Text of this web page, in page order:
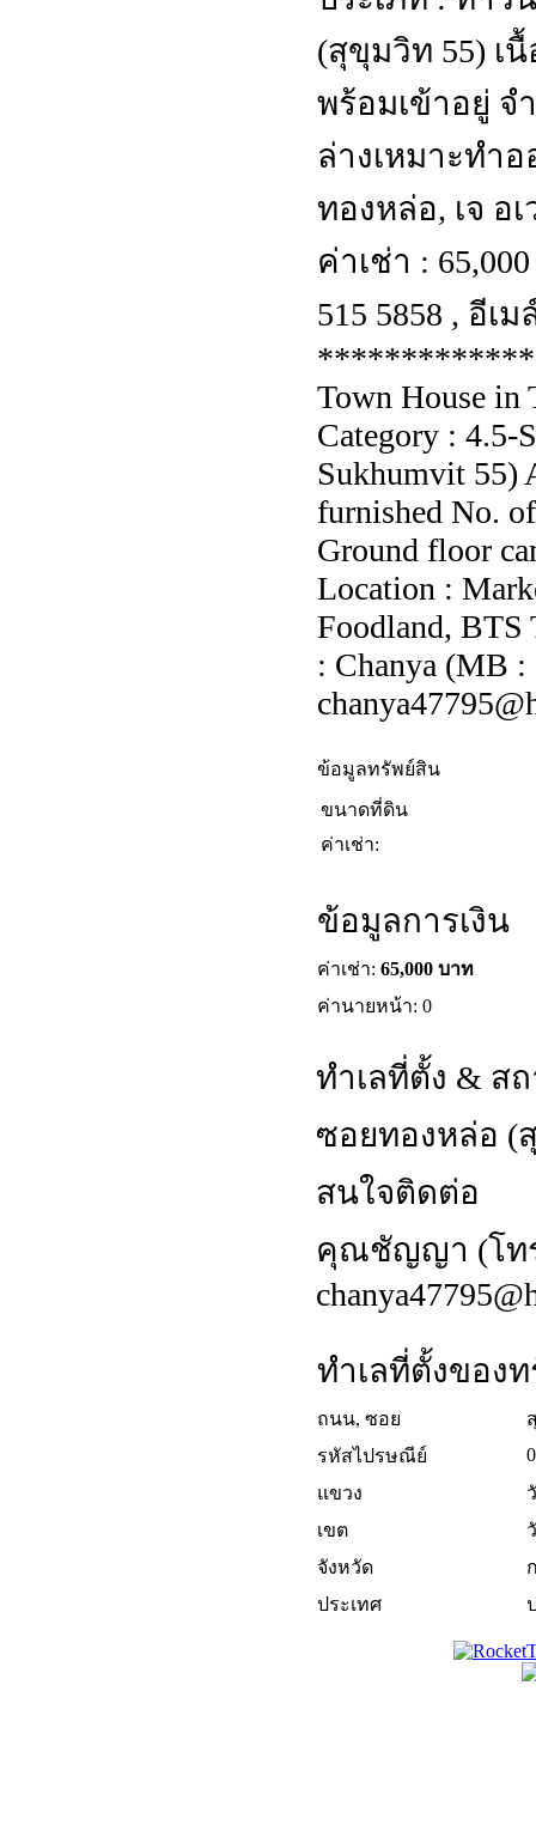
(สุขุมวิท 55) เ
พร้อมเข้าอยู่ จ
ล่างเหมาะทำ
ทองหล่อ, เจ อ
ค่าเช่า :
515 5858 , อีเม
Town House in
Category : 4.5-
Sukhumvit 55)
furnished No.
Ground floor
Location :
Foodland, BTS
: Chanya (MB
ข้อมูลทรัพย์สิน
ขนาดที่ดิน
ค่าเช่า:
ข้อมูลการเงิน
ค่าเช่า: 65,000 บาท
ค่านายหน้า: 0
ทำเลที่ตั้ง & ส
ซอยทองหล่อ (
สนใจติดต่อ
คุณชัญญา (โทร
ทำเลที่ตั้งของ
ถนน, ซอย
รหัสไปรษณีย์
0
แขวง
เขต
จังหวัด
ประเทศ